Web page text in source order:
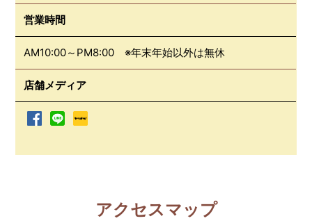
営業時間
AM10:00～PM8:00 ※年末年始以外は無休
店舗メディア
アクセスマップ